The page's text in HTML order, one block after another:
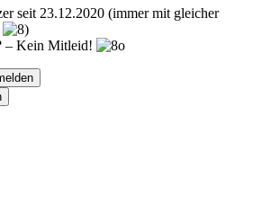
seit 23.12.2020 (immer mit gleicher
– Kein Mitleid!